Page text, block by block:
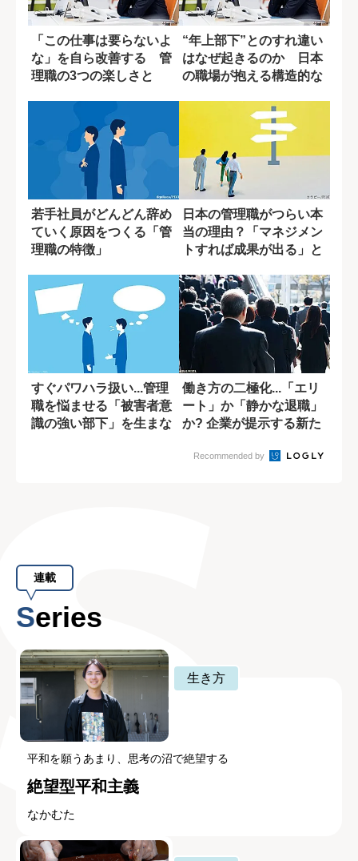
「この仕事は要らないよ
な」を自ら改善する 管
理職の3つの楽しさと
“年上部下”とのすれ違い
はなぜ起きるのか 日本
の職場が抱える構造的な
若手社員がどんどん辞め
ていく原因をつくる「管
理職の特徴」
日本の管理職がつらい本
当の理由？「マネジメン
トすれば成果が出る」と
すぐパワハラ扱い...管理
職を悩ませる「被害者意
識の強い部下」を生まな
働き方の二極化...「エリ
ート」か「静かな退職」
か? 企業が提示する新た
Recommended by
連載
Series
生き方
平和を願うあまり、思考の沼で絶望する
絶望型平和主義
なかむた